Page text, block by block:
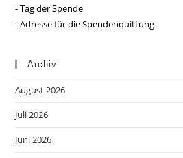
- Tag der Spende
- Adresse für die Spendenquittung
Archiv
August 2026
Juli 2026
Juni 2026